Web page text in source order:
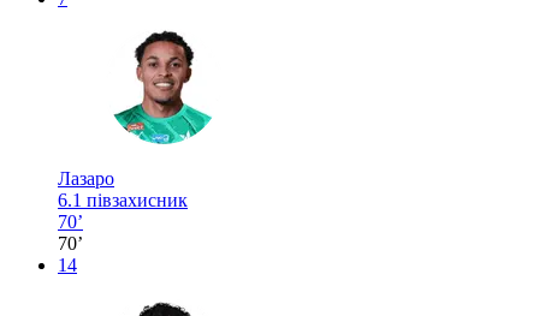
Лазаро
6.1 півзахисник
70’
70’
14